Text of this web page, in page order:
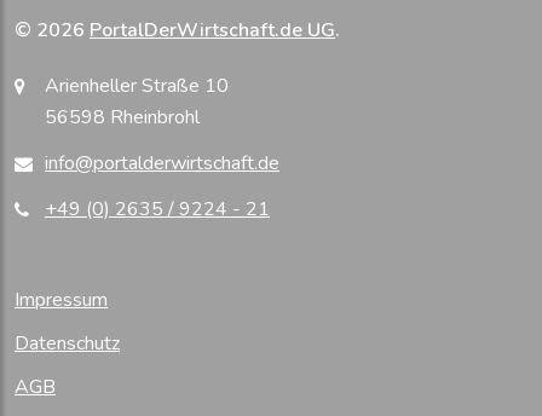
© 2026 PortalDerWirtschaft.de UG.
Arienheller Straße 10
56598 Rheinbrohl
info@portalderwirtschaft.de
+49 (0) 2635 / 9224 - 21
Impressum
Datenschutz
AGB